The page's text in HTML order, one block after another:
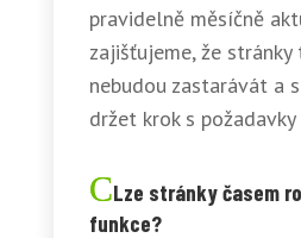
pravidelně měsíčně
zajišťujeme, že
nebudou zastarávát a
držet krok s požadavky
Lze stránky časem
funkce?